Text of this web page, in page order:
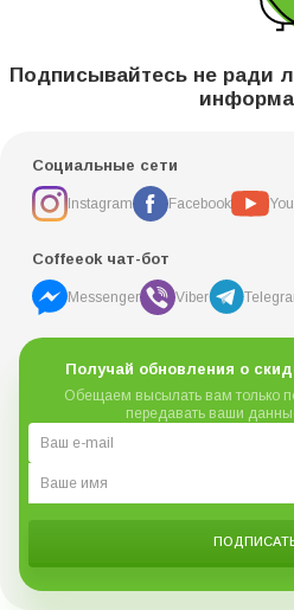
Подписывайтесь не ради
Социальные сети
Instagram Facebook
Coffeeok чат-бот
Messenger Viber
Получай обновления о
Обещаем высылать вам только
передавать ваши